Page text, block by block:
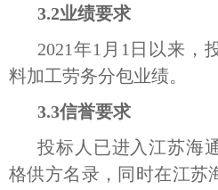
3.2业绩要求
2021年1月1日以来，
料加工劳务分包业绩。
3.3信誉要求
投标人已进入江苏海
格供方名录，同时在江苏